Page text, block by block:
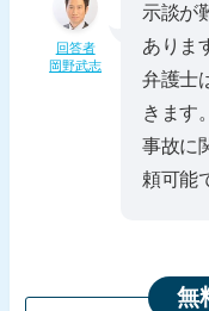
回答者
岡野武志
示談が
ありま
弁護士
きます。
事故に
頼可能
無